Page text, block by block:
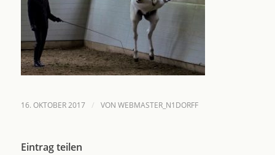
16. OKTOBER 2017 / VON WEBMASTER_N1DORFF
Eintrag teilen